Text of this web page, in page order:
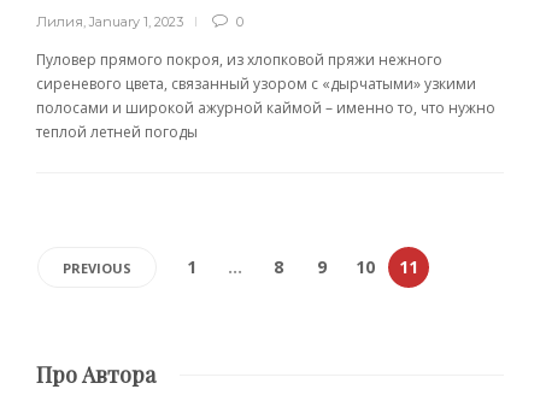
Лилия January 1, 2023 0
Пуловер прямого покроя, из хлопковой пряжи нежного
сиреневого цвета, связанный узором с «дырчатыми» узкими
полосами и широкой ажурной каймой – именно то, что нужно
теплой летней погоды
PREVIOUS 1 … 8 9 10 11
Про Автора